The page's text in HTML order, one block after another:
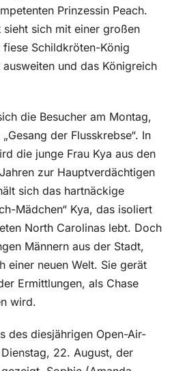
Prinzessin Peach.
sich mit einer großen
Schildkröten-König
und das Königreich
die Besucher am Montag,
der Flusskrebse“. In
die junge Frau Kya aus den
zur Hauptverdächtigen
sich das hartnäckige
Mädchen“ Kya, das isoliert
North Carolinas lebt. Doch
Männern aus der Stadt,
einer neuen Welt. Sie gerät
Ermittlungen, als Chase
wird.
des diesjährigen Open-Air-
22. August, der